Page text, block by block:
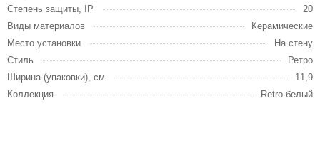
Степень защиты, IP
20
Виды материалов
Керамические
Место установки
На стену
Стиль
Ретро
Ширина (упаковки), см
11,9
Коллекция
Retro белый